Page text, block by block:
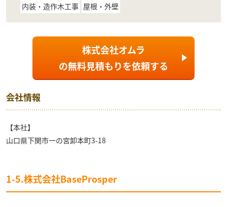
内装・造作木工事 屋根・外壁
株式会社オムラ
の無料見積もりを依頼する
会社情報
【本社】
山口県下関市一の宮卸本町3-18
1-5.株式会社BaseProsper